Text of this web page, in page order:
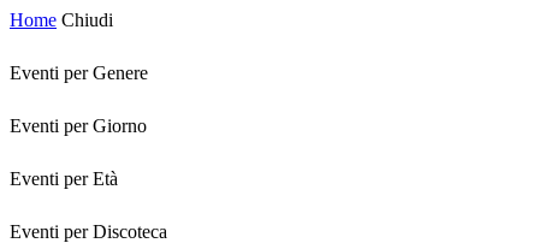
Home Chiudi
Eventi per Genere
Eventi per Giorno
Eventi per Età
Eventi per Discoteca